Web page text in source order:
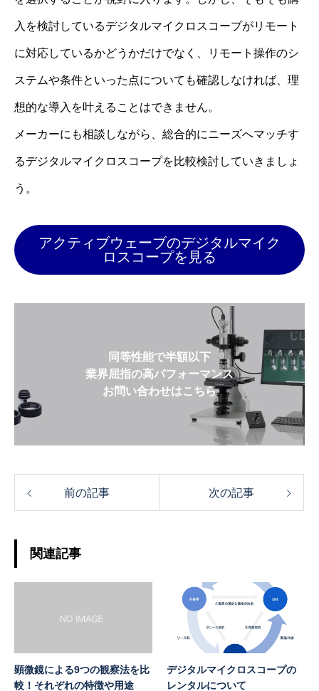
入を検討しているデジタルマイクロスコープがリモート
に対応しているかどうかだけでなく、リモート操作のシ
ステムや条件といった点についても確認しなければ、理
想的な導入を叶えることはできません。
メーカーにも相談しながら、総合的にニーズへマッチす
るデジタルマイクロスコープを比較検討していきましょ
う。
アクティブウェーブのデジタルマイク
ロスコープを見る
同等性能で半額以下
業界屈指の高パフォーマンス
お問い合わせはこちら
前の記事 次の記事
関連記事
顕微鏡による9つの観察法を比
較！それぞれの特徴や用途
デジタルマイクロスコープの
レンタルについて